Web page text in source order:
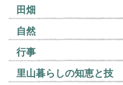
田畑
自然
行事
里山暮らしの知恵と技